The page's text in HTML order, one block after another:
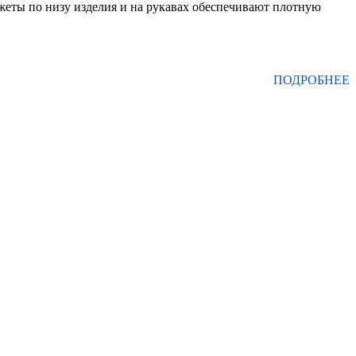
по низу изделия и на рукавах обеспечивают плотную
ПОДРОБНЕЕ